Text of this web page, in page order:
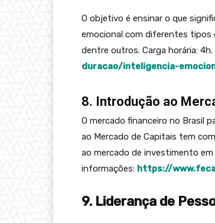
O objetivo é ensinar o que
emocional com diferentes tipos
dentre outros. Carga horária:
duracao/inteligencia-
8. Introdução ao
O mercado financeiro no Brasil
ao Mercado de Capitais tem
ao mercado de investimento em
informações: https://
9. Liderança de